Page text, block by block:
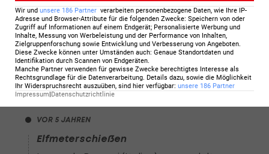
Marcus Rashford (England) scheitert vom Punkt.
VOR 5 JAHREN
Es steht 2:2
Italien trifft zum Ausgleich!
VOR 5 JAHREN
Elfmeterschießen
Wir und unsere 186 Partner verarbeiten personenbezogene Daten, wie Ihre IP-
Adresse und Browser-Attribute für die folgenden Zwecke: Speichern von oder
Zugriff auf Informationen auf einem Endgerät; Personalisierte Werbung und
Inhalte, Messung von Werbeleistung und der Performance von Inhalten,
Zielgruppenforschung sowie Entwicklung und Verbesserung von Angeboten
Diese Zwecke können unter Umständen auch: Genaue Standortdaten und
Identifikation durch Scannen von Endgeräten
Manche Partner verwenden für gewisse Zwecke berechtigtes Interesse als
Rechtsgrundlage für die Datenverarbeitung. Details dazu, sowie die Möglichkeit
Ihr Widerspruchsrecht auszuüben, sind hier verfügbar: unsere 186 Partner
Impressum|Datenschutzrichtlinie